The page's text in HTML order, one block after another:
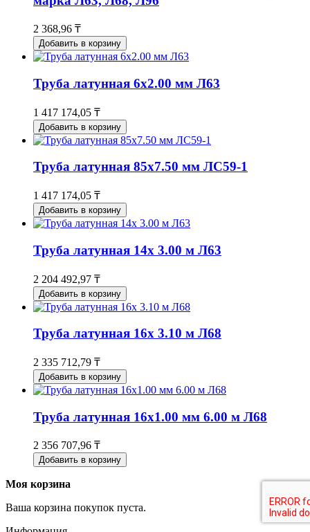
2 368,96 ₸
Добавить в корзину
Труба латунная 6х2.00 мм Л63
1 417 174,05 ₸
Добавить в корзину
Труба латунная 85х7.50 мм ЛС59-1
1 417 174,05 ₸
Добавить в корзину
Труба латунная 14х 3.00 м Л63
2 204 492,97 ₸
Добавить в корзину
Труба латунная 16х 3.10 м Л68
2 335 712,79 ₸
Добавить в корзину
Труба латунная 16х1.00 мм 6.00 м Л68
2 356 707,96 ₸
Добавить в корзину
Моя корзина
Ваша корзина покупок пуста.